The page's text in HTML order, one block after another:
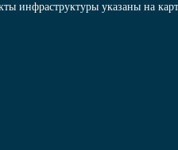
инфраструктуры указаны на